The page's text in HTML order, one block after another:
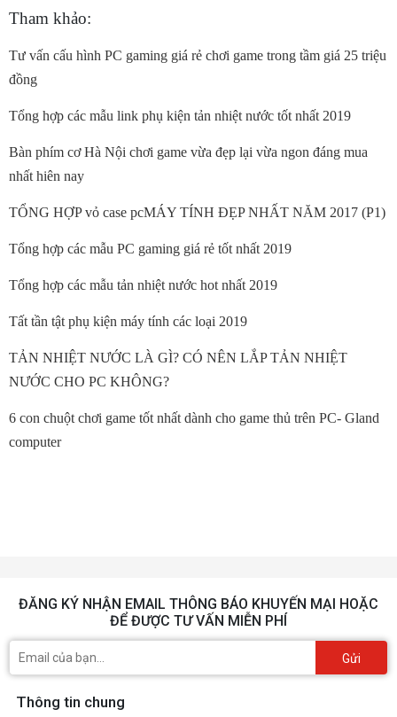
Tham khảo:
Tư vấn cấu hình PC gaming giá rẻ chơi game trong tầm giá 25 triệu
đồng
Tổng hợp các mẫu link phụ kiện tản nhiệt nước tốt nhất 2019
Bàn phím cơ Hà Nội chơi game vừa đẹp lại vừa ngon đáng mua
nhất hiên nay
TỔNG HỢP vỏ case pcMÁY TÍNH ĐẸP NHẤT NĂM 2017 (P1)
Tổng hợp các mẫu PC gaming giá rẻ tốt nhất 2019
Tổng hợp các mẫu tản nhiệt nước hot nhất 2019
Tất tần tật phụ kiện máy tính các loại 2019
TẢN NHIỆT NƯỚC LÀ GÌ? CÓ NÊN LẮP TẢN NHIỆT
NƯỚC CHO PC KHÔNG?
6 con chuột chơi game tốt nhất dành cho game thủ trên PC- Gland
computer
ĐĂNG KÝ NHẬN EMAIL THÔNG BÁO KHUYẾN MẠI HOẶC
ĐỂ ĐƯỢC TƯ VẤN MIỄN PHÍ
Gửi
Thông tin chung